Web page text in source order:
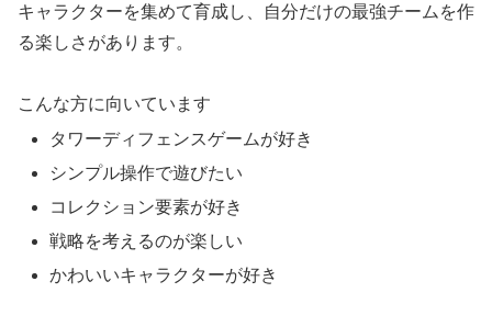
キャラクターを集めて育成し、自分だけの最強チームを作
る楽しさがあります。
こんな方に向いています
タワーディフェンスゲームが好き
シンプル操作で遊びたい
コレクション要素が好き
戦略を考えるのが楽しい
かわいいキャラクターが好き